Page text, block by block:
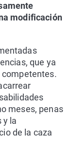
modificación
que ya
competentes.
meses, penas
y la
de la caza